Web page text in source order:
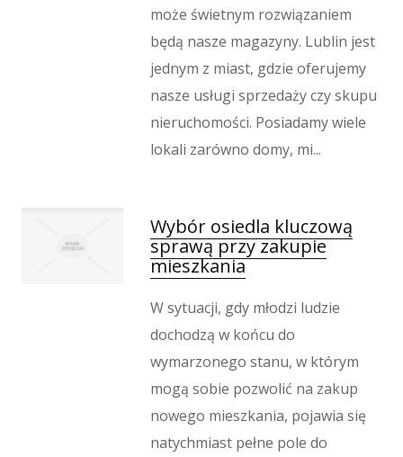
Hotele i Noclegi
Podróże
Wypoczynek
Kondycja
Dietetyka, Odchudzanie
Kosmetyki
Sprzęt Medyczny
Oprogramowanie
Oprogramowanie
Strony Internetowe
Kontakt
może świetnym rozwiązaniem
będą nasze magazyny. Lublin jest
jednym z miast, gdzie oferujemy
nasze usługi sprzedaży czy skupu
nieruchomości. Posiadamy wiele
lokali zarówno domy, mi...
Wybór osiedla kluczową
sprawą przy zakupie
mieszkania
W sytuacji, gdy młodzi ludzie
dochodzą w końcu do
wymarzonego stanu, w którym
mogą sobie pozwolić na zakup
nowego mieszkania, pojawia się
natychmiast pełne pole do